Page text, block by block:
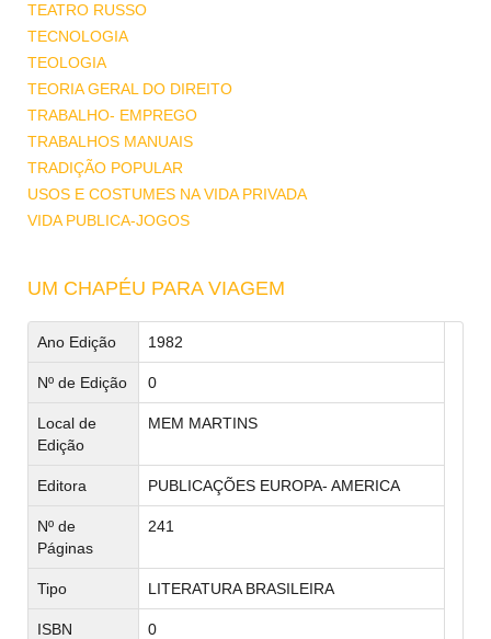
TEATRO RUSSO
TECNOLOGIA
TEOLOGIA
TEORIA GERAL DO DIREITO
TRABALHO- EMPREGO
TRABALHOS MANUAIS
TRADIÇÃO POPULAR
USOS E COSTUMES NA VIDA PRIVADA
VIDA PUBLICA-JOGOS
UM CHAPÉU PARA VIAGEM
Ano Edição 1982
Nº de Edição 0
Local de
Edição
MEM MARTINS
Editora PUBLICAÇÕES EUROPA- AMERICA
Nº de
Páginas
241
Tipo LITERATURA BRASILEIRA
ISBN 0